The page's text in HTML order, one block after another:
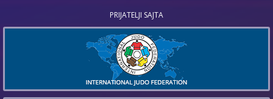
PRIJATELJI SAJTA